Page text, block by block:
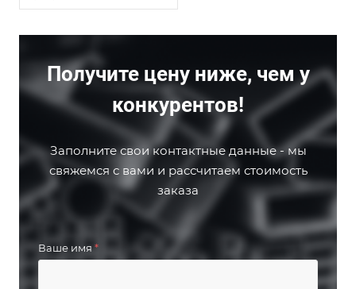
Получите цену ниже, чем у
конкурентов!
Заполните свои контактные данные - мы
свяжемся с вами и рассчитаем стоимость
заказа
Ваше имя *